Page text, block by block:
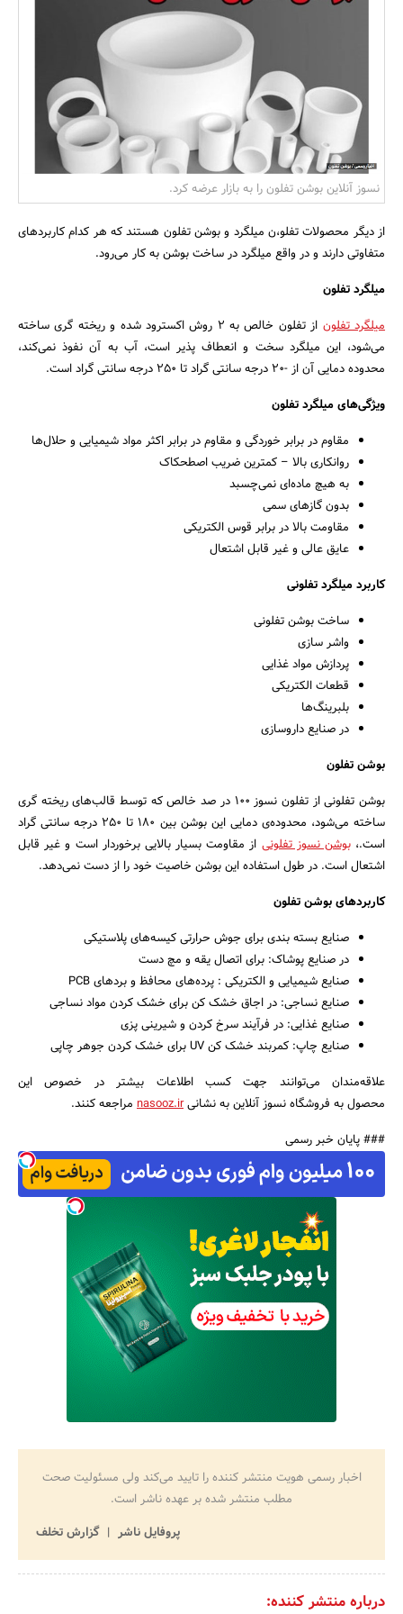
بانک، بیمه و سرمایه
مسکن و ساختمان
نسوز آنلاین بوشن تفلون را به بازار عرضه کرد.
از دیگر محصولات تفلو،ن میلگرد و بوشن تفلون هستند که هر کدام کاربردهای
متفاوتی دارند و در واقع میلگرد در ساخت بوشن به کار می‌رود.
میلگرد تفلون
میلگرد تفلون
از تفلون خالص به ۲ روش اکسترود شده و ریخته گری ساخته
می‌شود، این میلگرد سخت و انعطاف پذیر است، آب به آن نفوذ نمی‌کند،
محدوده دمایی آن از -۲۰ درجه سانتی گراد تا ۲۵۰ درجه سانتی گراد است.
ویژگی‌های میلگرد تفلون
مقاوم در برابر خوردگی و مقاوم در برابر اکثر مواد شیمیایی و حلال‌ها
روانکاری بالا – کمترین ضریب اصطحکاک
به هیچ ماده‌ای نمی‌چسبد
بدون گازهای سمی
مقاومت بالا در برابر قوس الکتریکی
عایق عالی و غیر قابل اشتعال
کاربرد میلگرد تفلونی
ساخت بوشن تفلونی
واشر سازی
پردازش مواد غذایی
قطعات الکتریکی
بلبرینگ‌ها
در صنایع داروسازی
بوشن تفلون
بوشن تفلونی از تفلون نسوز ۱۰۰ در صد خالص که توسط قالب‌های ریخته گری
ساخته می‌شود، محدوده‌ی دمایی این بوشن بین ۱۸۰ تا ۲۵۰ درجه سانتی گراد
است.،بوشن نسوز تفلونی از مقاومت بسیار بالایی برخوردار است و غیر قابل
اشتعال است. در طول استفاده این بوشن خاصیت خود را از دست نمی‌دهد.
کاربردهای بوشن تفلون
صنایع بسته بندی برای جوش حرارتی کیسه‌های پلاستیکی
در صنایع پوشاک: برای اتصال یقه و مچ دست
صنایع شیمیایی و الکتریکی : پرده‌های محافظ و بردهای PCB
صنایع نساجی: در اجاق خشک کن برای خشک کردن مواد نساجی
صنایع غذایی: در فرآیند سرخ کردن و شیرینی پزی
صنایع چاپ: کمربند خشک کن UV برای خشک کردن جوهر چاپی
علاقه‌مندان می‌توانند جهت کسب اطلاعات بیشتر در خصوص این
محصول به فروشگاه نسوز آنلاین به نشانیnasooz.ir مراجعه کنند.
### پایان خبر رسمی
اخبار رسمی هویت منتشر کننده را تایید می‌کند ولی مسئولیت صحت
مطلب منتشر شده بر عهده ناشر است.
پروفایل ناشر
گزارش تخلف
درباره منتشر کننده: